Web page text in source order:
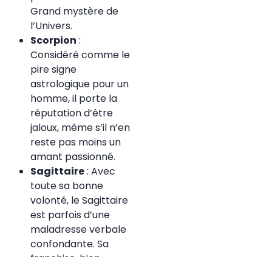
Grand mystère de
l’Univers.
Scorpion :
Considéré comme le
pire signe
astrologique pour un
homme, il porte la
réputation d’être
jaloux, même s’il n’en
reste pas moins un
amant passionné.
Sagittaire: Avec
toute sa bonne
volonté, le Sagittaire
est parfois d’une
maladresse verbale
confondante. Sa